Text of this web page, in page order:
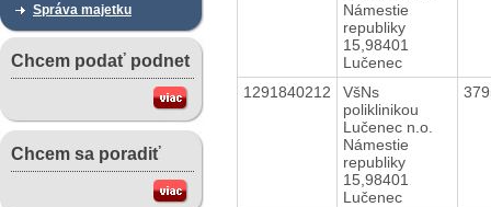
Správa majetku
Chcem podať podnet
Chcem sa poradiť
Námestie
republiky
15,98401
Lučenec
1291840212
VšNs
poliklinikou
Lučenec n.o.
Námestie
republiky
15,98401
Lučenec